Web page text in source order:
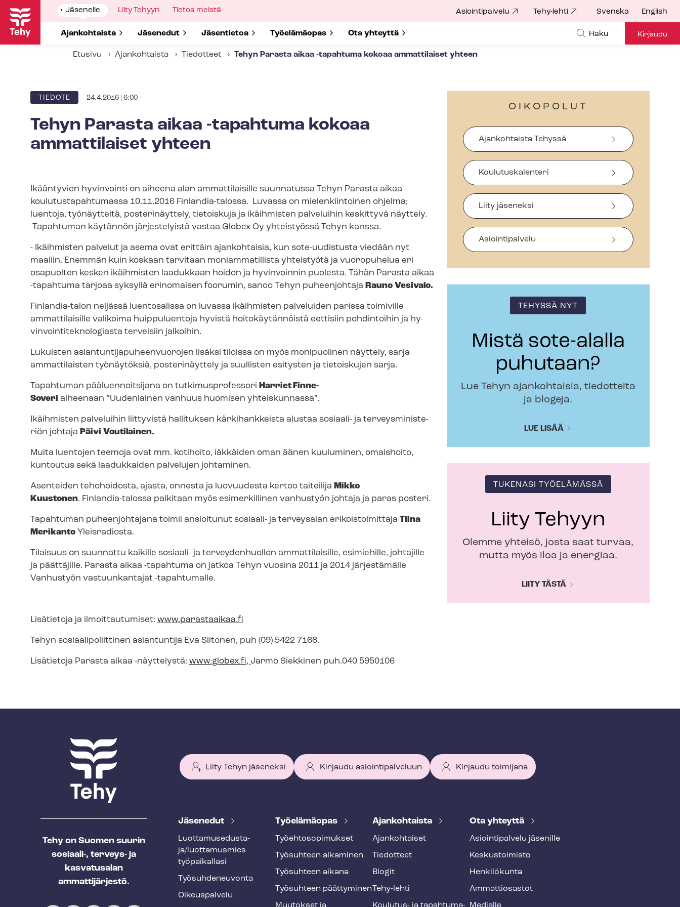
Hyppää
pääsisältöön
Show
submenu
Jäsenelle
Show submenu for
Ajankohtaista Show submenu for
Jäsenedut Show submenu for
Jäsentietoa Show submenu for
Työelämäopas Show submenu for
Ota yhteyttä
Show
Liity Tehyyn
Show
Tietoa meistä Asiointipalvelu Tehy-lehti Svenska English
Haku Kirjaudu
Etusivu Ajankohtaista Tiedotteet Tehyn Parasta aikaa -tapahtuma kokoaa ammattilaiset yhteen
ARTIKKELIN
TIEDOTE 24.4.2016 | 6:00
Tehyn Parasta aikaa -tapahtuma kokoaa
ammattilaiset yhteen
Ikääntyvien hyvinvointi on aiheena alan ammattilaisille suunnatussa Tehyn Parasta aikaa -​
koulutustapahtumassa 10.11.2016 Finlandia-talossa. Luvassa on mielenkiintoinen ohjelma;
luentoja, työnäytteitä, posterinäyttely, tietoiskuja ja ikäihmisten palveluihin keskittyvä näyttely.
Tapahtuman käytännön järjestelyistä vastaa Globex Oy yhteistyössä Tehyn kanssa.
- Ikäihmisten palvelut ja asema ovat erittäin ajankohtaisia, kun sote-uudistusta viedään nyt
maaliin. Enemmän kuin koskaan tarvitaan moniammatillista yhteistyötä ja vuoropuhelua eri
osapuolten kesken ikäihmisten laadukkaan hoidon ja hyvinvoinnin puolesta. Tähän Parasta aikaa
-tapahtuma tarjoaa syksyllä erinomaisen foorumin, sanoo Tehyn puheenjohtaja Rauno Vesivalo.
Finlandia-talon neljässä luentosalissa on luvassa ikäihmisten palveluiden parissa toimiville
ammattilaisille valikoima huippuluentoja hyvistä hoitokäytännöistä eettisiin pohdintoihin ja hy­
vin­voin­ti­tek­no­lo­gias­ta terveisiin jalkoihin.
Lukuisten asian­tun­ti­ja­pu­heen­vuo­ro­jen lisäksi tiloissa on myös monipuolinen näyttely, sarja
ammattilaisten työnäytöksiä, posterinäyttely ja suullisten esitysten ja tietoiskujen sarja.
Tapahtuman pääluennoitsijana on tut­ki­mus­pro­fes­so­ri Harriet Finne-
Soveri aiheenaan ”Uudenlainen vanhuus huomisen yhteiskunnassa”.
Ikäihmisten palveluihin liittyvistä hallituksen kärkihankkeista alustaa sosiaali- ja ter­veys­mi­nis­te­
riön johtaja Päivi Voutilainen.
Muita luentojen teemoja ovat mm. kotihoito, iäkkäiden oman äänen kuuluminen, omaishoito,
kuntoutus sekä laadukkaiden palvelujen johtaminen.
Asenteiden tehohoidosta, ajasta, onnesta ja luovuudesta kertoo taiteilija Mikko
Kuustonen. Finlandia-talossa palkitaan myös esimerkillinen vanhustyön johtaja ja paras posteri.
Tapahtuman puheenjohtajana toimii ansioitunut sosiaali- ja terveysalan erikoistoimittaja Tiina
Merikanto Yleisradiosta.
Tilaisuus on suunnattu kaikille sosiaali- ja terveydenhuollon ammattilaisille, esimiehille, johtajille
ja päättäjille. Parasta aikaa -tapahtuma on jatkoa Tehyn vuosina 2011 ja 2014 järjestämälle
Vanhustyön vastuunkantajat -tapahtumalle.
Lisätietoja ja ilmoittautumiset: www.parastaaikaa.fi
Tehyn so­si­aa­li­po­liit­ti­nen asiantuntija Eva Siitonen, puh (09) 5422 7168.
Lisätietoja Parasta aikaa -näyttelystä: www.globex.fi, Jarmo Siekkinen puh.040 5950106
OIKOPOLUT
Ajankohtaista Tehyssä
Koulutuskalenteri
Liity jäseneksi
Asiointipalvelu
TEHYSSÄ NYT
Mistä sote-alalla
puhutaan?
Lue Tehyn ajankohtaisia, tiedotteita
ja blogeja.
LUE LISÄÄ
TUKENASI TYÖELÄMÄSSÄ
Liity Tehyyn
Olemme yhteisö, josta saat turvaa,
mutta myös iloa ja energiaa.
LIITY TÄSTÄ
Tehy on Suomen suurin
sosiaali-, terveys- ja
kasvatusalan
ammattijärjestö.
Liity Tehyn jäseneksi Kirjaudu asiointipalveluun Kirjaudu toimijana
T
h
y
f
o
Jäsenedut
Luot­ta­muse­dus­ta­
ja/luottamusmies
työpaikallasi
Työ­suh­de­neu­von­ta
Oikeuspalvelu
Työelämäopas
Työ­eh­to­so­pi­muk­set
Työsuhteen alkaminen
Työsuhteen aikana
Työsuhteen päättyminen
Ajankohtaista
Ajankohtaiset
Tiedotteet
Blogit
Tehy-lehti
Ota yhteyttä
Asioin­ti­pal­ve­lu jäsenille
Keskustoimisto
Henkilökunta
Ammattiosastot